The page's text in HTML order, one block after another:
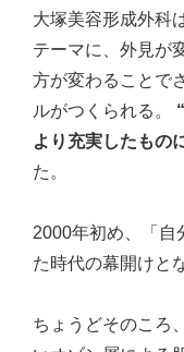
大塚美容形成外科
テーマに、外見が
方が変わることで
ルがつくられる。
より充実したもの
た。
2000年初め、「自
た時代の幕開けと
ちょうどそのころ